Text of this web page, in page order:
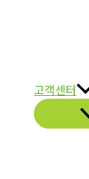
고객센터